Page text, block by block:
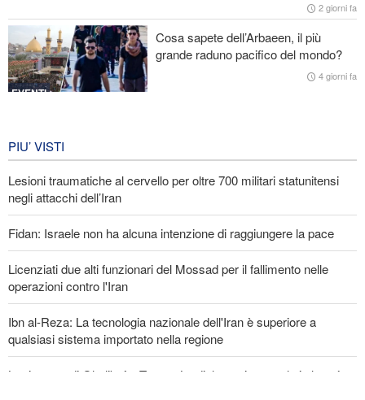
Gharibabadi: L'intesa tra Iran e Oman non significa la completa
riapertura dello Stretto di Hormuz
2 giorni fa
EVENTI
Cosa sapete dell’Arbaeen, il più
grande raduno pacifico del mondo?
4 giorni fa
EVENTI
PIU’ VISTI
Lesioni traumatiche al cervello per oltre 700 militari statunitensi
negli attacchi dell’Iran
Fidan: Israele non ha alcuna intenzione di raggiungere la pace
Licenziati due alti funzionari del Mossad per il fallimento nelle
operazioni contro l'Iran
Ibn al-Reza: La tecnologia nazionale dell'Iran è superiore a
qualsiasi sistema importato nella regione
La risposta di Ghalibaf a Trump: La diplomazia teatrale in loop è